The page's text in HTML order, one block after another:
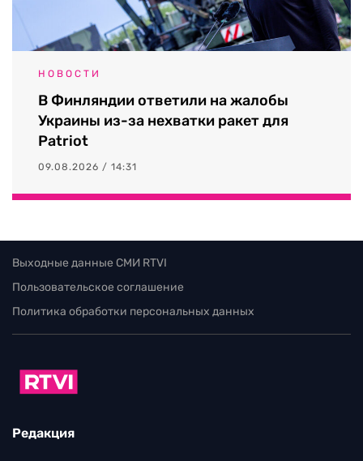
НОВОСТИ
В Финляндии ответили на жалобы
Украины из-за нехватки ракет для
Patriot
09.08.2026 / 14:31
Выходные данные СМИ RTVI
Пользовательское соглашение
Политика обработки персональных данных
Редакция